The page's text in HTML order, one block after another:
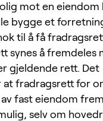
mot en eiendom
bygge et
til å få
synes å fremdeles
gjeldende rett. Det
fradragsrett for
fast eiendom
selv om